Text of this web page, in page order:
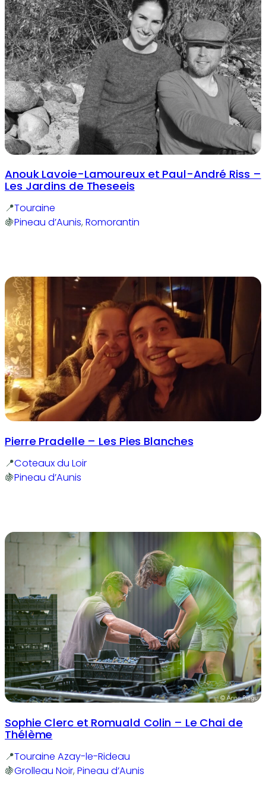
Anouk Lavoie-Lamoureux et Paul-André Riss –
Les Jardins de Theseeis
Touraine
Pineau d’Aunis, Romorantin
Pierre Pradelle – Les Pies Blanches
Coteaux du Loir
Pineau d’Aunis
Sophie Clerc et Romuald Colin – Le Chai de
Thélème
Touraine Azay-le-Rideau
Grolleau Noir, Pineau d’Aunis